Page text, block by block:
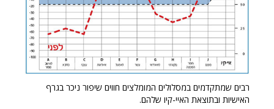
רבים שמתקדמים במסלולים המומלצים חווים שיפור ניכר בגרף
האישיות ובתוצאת האיי-קיו שלהם.